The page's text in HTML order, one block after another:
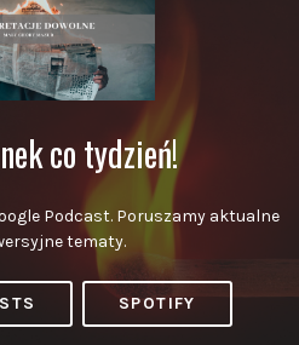
co tydzień!
Podcast. Poruszamy aktualne
tematy.
SPOTIFY